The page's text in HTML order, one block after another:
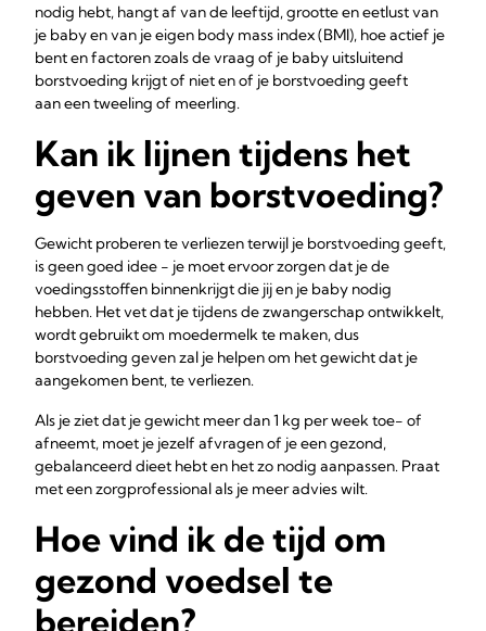
nodig hebt, hangt af van de leeftijd, grootte en eetlust van
je baby en van je eigen body mass index (BMI), hoe actief je
bent en factoren zoals de vraag of je baby uitsluitend
borstvoeding krijgt of niet en of je borstvoeding geeft
aan een tweeling of meerling.
Kan ik lijnen tijdens het
geven van borstvoeding?
Gewicht proberen te verliezen terwijl je borstvoeding geeft,
is geen goed idee - je moet ervoor zorgen dat je de
voedingsstoffen binnenkrijgt die jij en je baby nodig
hebben. Het vet dat je tijdens de zwangerschap ontwikkelt,
wordt gebruikt om moedermelk te maken, dus
borstvoeding geven zal je helpen om het gewicht dat je
aangekomen bent, te verliezen.
Als je ziet dat je gewicht meer dan 1 kg per week toe- of
afneemt, moet je jezelf afvragen of je een gezond,
gebalanceerd dieet hebt en het zo nodig aanpassen. Praat
met een zorgprofessional als je meer advies wilt.
Hoe vind ik de tijd om
gezond voedsel te
bereiden?